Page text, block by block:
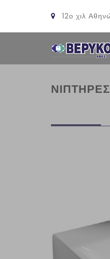
12ο χιλ
ΝΙΠΤΗΡΕΣ